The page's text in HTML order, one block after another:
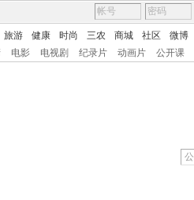
旅游 健康 时尚 三农 商城 社区 微博
电影 电视剧 纪录片 动画片 公开课